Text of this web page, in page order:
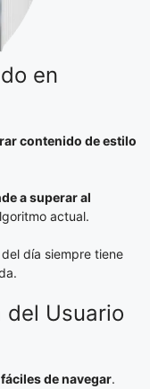
en
contenido de estilo
a superar al
actual.
día siempre tiene
del Usuario
de navegar.